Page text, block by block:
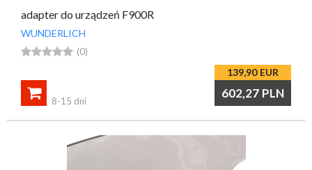
adapter do urządzeń F900R
WUNDERLICH
 (0)
139,90 EUR
602,27 PLN

8-15 dni